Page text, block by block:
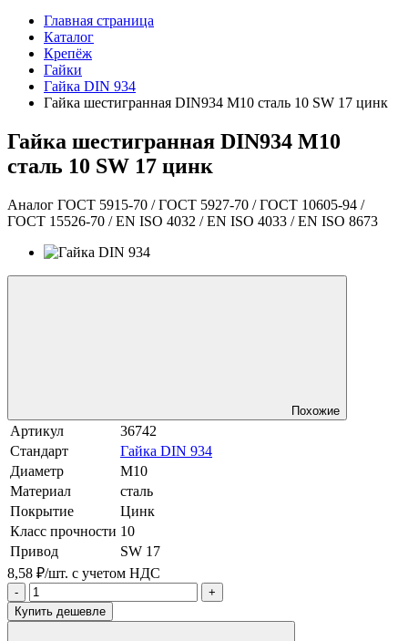
Главная страница
Каталог
Крепёж
Гайки
Гайка DIN 934
Гайка шестигранная DIN934 М10 сталь 10 SW 17 цинк
Гайка шестигранная DIN934 М10
сталь 10 SW 17 цинк
Аналог ГОСТ 5915-70 / ГОСТ 5927-70 / ГОСТ 10605-94 /
ГОСТ 15526-70 / EN ISO 4032 / EN ISO 4033 / EN ISO 8673
Похожие
Артикул
36742
Стандарт
Гайка DIN 934
Диаметр
М10
Материал
сталь
Покрытие
Цинк
Класс прочности 10
Привод
SW 17
8,58 ₽/шт. с учетом НДС
-
+
Купить дешевле